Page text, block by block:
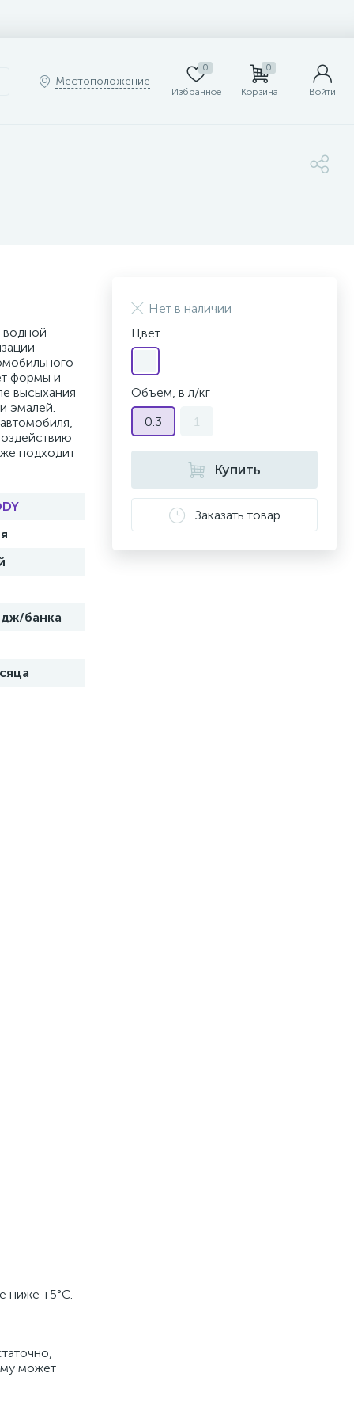
Местоположение
0
Избранное
0
Корзина Войти
водной
формы и
высыхания
эмалей.
подходит
банка
ниже +5°С.
может
Нет в наличии
Цвет
Объем, в л/кг
0.3
1
Купить
Заказать товар